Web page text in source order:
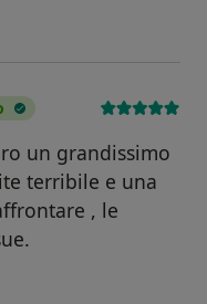
un grandissimo
terribile e una
, le